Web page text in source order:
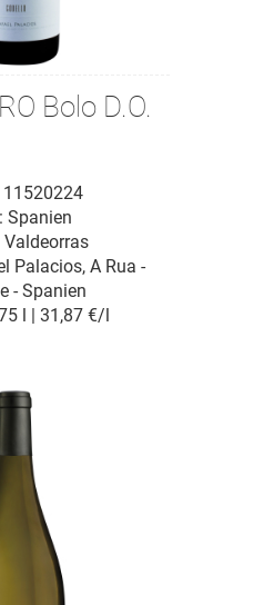
Bolo D.O.
11520224
Palacios, A Rua -
- Spanien
Spanien
Valdeorras
l | 31,87 €/l